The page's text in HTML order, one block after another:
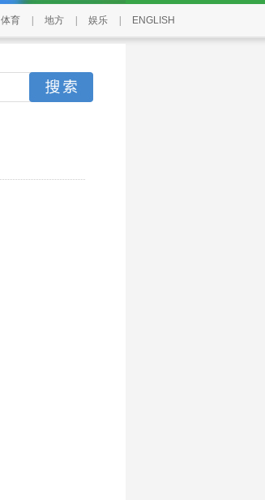
体育 地方 娱乐 ENGLISH